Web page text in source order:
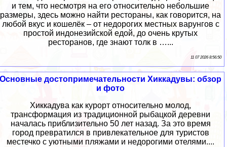
и тем, что несмотря на его относительно небольшие
размеры, здесь можно найти рестораны, как говорится, на
любой вкус и кошелёк – от недорогих местных варунгов с
простой индонезийской едой, до очень крутых
ресторанов, где знают толк в …...
11 07 2026 8:56:50
Основные достопримечательности Хиккадувы: обзор
и фото
Хиккадува как курорт относительно молод,
трансформация из традиционной рыбацкой деревни
началась приблизительно 50 лет назад. За это время
город превратился в привлекательное для туристов
местечко с уютными пляжами и недорогими отелями....